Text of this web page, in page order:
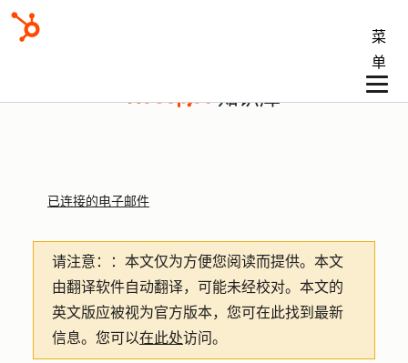
菜
单
知识库
已连接的电子邮件
请注意： ：本文仅为方便您阅读而提供。 本文
由翻译软件自动翻译，可能未经校对。本文的
英文版应被视为官方版本，您可在此找到最新
信息。您可以在此处访问。